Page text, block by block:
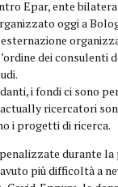
Epar, ente
oggi a
esternazione
dei consulenti
i fondi ci sono
ricercatori
i progetti di ricerca.
durante la
più difficoltà a